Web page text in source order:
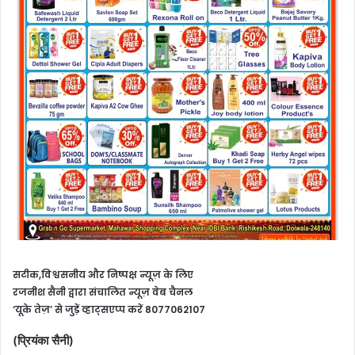
सटीक,विश्वसनीय और निष्पक्ष न्यूज़ के लिए
रजनीश सैनी द्वारा संचालित न्यूज़ वेब चैनल
‘यूके तेज़’ से जुड़ें व्हाट्सएप्प करें 8077062107
(प्रियंका सैनी)